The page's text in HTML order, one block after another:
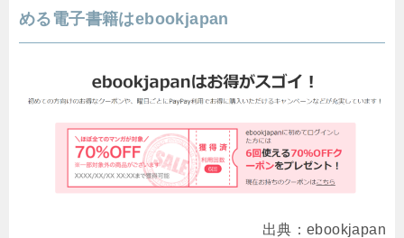
める電子書籍はebookjapan
出典：ebookjapan